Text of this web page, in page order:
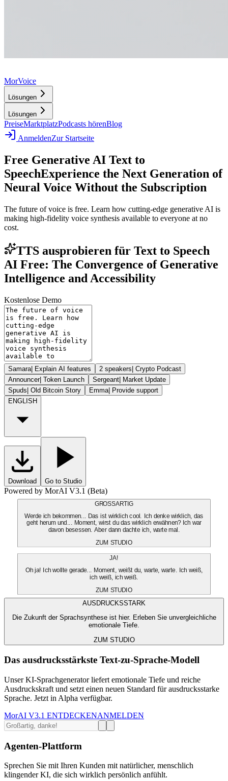
MorVoice
Lösungen
Lösungen
PreiseMarktplatzPodcasts hörenBlog
AnmeldenZur Startseite
Free Generative AI Text to
SpeechExperience the Next Generation of
Neural Voice Without the Subscription
The future of voice is free. Learn how cutting-edge generative AI is
making high-fidelity voice synthesis available to everyone at no
cost.
TTS ausprobieren für Text to Speech
AI Free: The Convergence of Generative
Intelligence and Accessibility
Kostenlose Demo
Samara| Explain AI features 2 speakers| Crypto Podcast
Announcer| Token Launch Sergeant| Market Update
Spuds| Old Bitcoin Story Emma| Provide support
ENGLISH
Download Go to Studio
Powered by MorAI V3.1 (Beta)
GROSSARTIG
Werde ich bekommen... Das ist wirklich cool. Ich denke wirklich, das
geht herum und... Moment, wirst du das wirklich erwähnen? Ich war
davon besessen. Aber dann dachte ich, warte mal.
ZUM STUDIO
JA!
Oh ja! Ich wollte gerade... Moment, weißt du, warte, warte. Ich weiß,
ich weiß, ich weiß.
ZUM STUDIO
AUSDRUCKSSTARK
Die Zukunft der Sprachsynthese ist hier. Erleben Sie unvergleichliche
emotionale Tiefe.
ZUM STUDIO
Das ausdrucksstärkste Text-zu-Sprache-Modell
Unser KI-Sprachgenerator liefert emotionale Tiefe und reiche
Ausdruckskraft und setzt einen neuen Standard für ausdrucksstarke
Sprache. Jetzt in Alpha verfügbar.
MorAI V3.1 ENTDECKENANMELDEN
Agenten-Plattform
Sprechen Sie mit Ihren Kunden mit natürlicher, menschlich
klingender KI, die sich wirklich persönlich anfühlt.